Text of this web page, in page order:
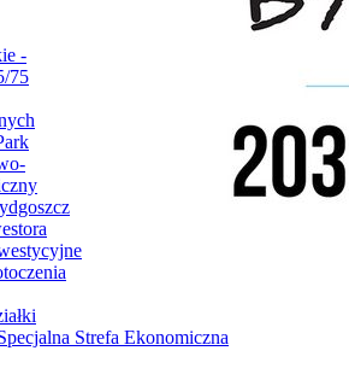
-
75
Strefa Ekonomiczna